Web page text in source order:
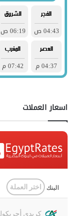
اسعار العملات